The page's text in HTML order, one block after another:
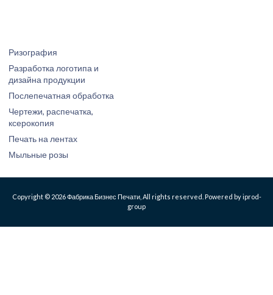
Ризография
Разработка логотипа и
дизайна продукции
Послепечатная обработка
Чертежи, распечатка,
ксерокопия
Печать на лентах
Мыльные розы
Copyright © 2026 Фабрика Бизнес Печати, All rights reserved. Powered by iprod-
group